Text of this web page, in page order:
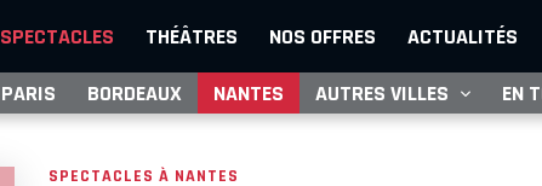
SPECTACLES THÉÂTRES NOS OFFRES ACTUALITÉS
PARIS BORDEAUX NANTES AUTRES VILLES EN
SPECTACLES À NANTES